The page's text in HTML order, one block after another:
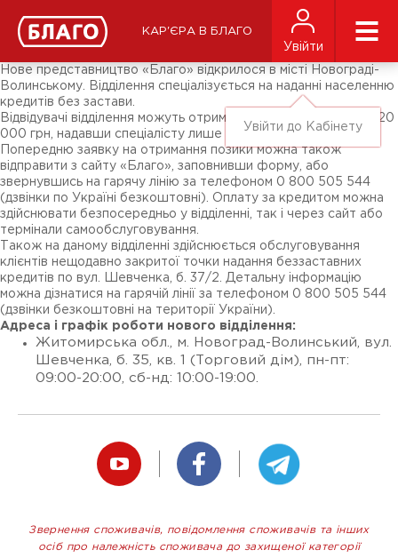
КАР'ЄРА В БЛАГО
Увійти
Увійти до Кабінету
ЗМІ про нас
Підписники соц-мереж
Ярмарки
Нове представництво «Благо» відкрилося в місті Новограді-
Волинському. Відділення спеціалізується на наданні населенню
кредитів без застави.
Відвідувачі відділення можуть отримати кредит готівкою до 20
000 грн, надавши спеціалісту лише паспорт та ІПН.
Попередню заявку на отримання позики можна також
відправити з сайту «Благо», заповнивши форму, або
звернувшись на гарячу лінію за телефоном 0 800 505 544
(дзвінки по Україні безкоштовні). Оплату за кредитом можна
здійснювати безпосередньо у відділенні, так і через сайт або
термінали самообслуговування.
Також на даному відділенні здійснюється обслуговування
клієнтів нещодавно закритої точки надання беззаставних
кредитів по вул. Шевченка, б. 37/2. Детальну інформацію
можна дізнатися на гарячій лінії за телефоном 0 800 505 544
(дзвінки безкоштовні на території України).
Адреса і графік роботи нового відділення:
Житомирська обл., м. Новоград-Волинський, вул.
Шевченка, б. 35, кв. 1 (Торговий дім), пн-пт:
09:00-20:00, сб-нд: 10:00-19:00.
Звернення споживачів, повідомлення споживачів та інших
осіб про належність споживача до захищеної категорії